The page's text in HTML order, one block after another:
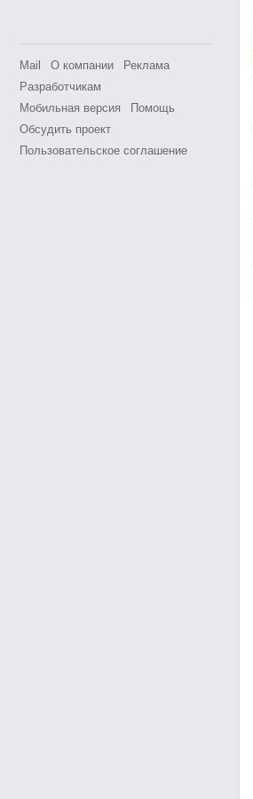
Mail О компании
Реклама
Разработчикам
Мобильная версия
Помощь
Обсудить проект
Пользовательское соглашение